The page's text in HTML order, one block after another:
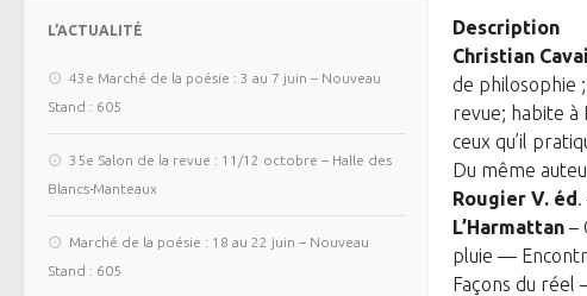
Description
Christian
de philosophie
revue; habite à
ceux qu’il
Du même
Rougier V. éd.
L’Harmattan –
pluie —
Façons du
L’ACTUALITÉ
43e Marché de la poésie : 3 au 7 juin – Nouveau
Stand : 605
35e Salon de la revue : 11/12 octobre – Halle des
Blancs-Manteaux
Marché de la poésie : 18 au 22 juin – Nouveau
Stand : 605